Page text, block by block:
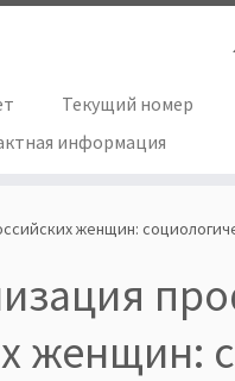
Текущий номер
информация
женщин:
женщин: